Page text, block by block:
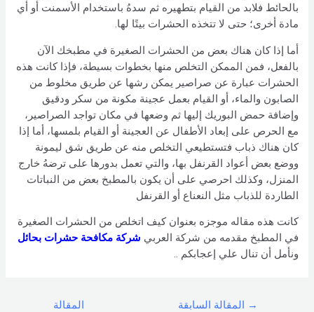
بالحائط فلابد من القيام بتطهيره ثم سدهُ باستخدام الأسمنت أو أي
مادة أخرى؛ حتى لا تتخذه الحشرات بيتًا لها.
أما إذا كان هناك بعض من الحشرات الصغيرة في مطبخك الآن
بالفعل، فمن الممكن التخلص منها بخطوات بسيطة، فإذا كانت هذه
الحشرات عبارة عن صراصير يمكن رشها عن طريق مخلوط من
الصابون والماء، أو القيام بعمل عجينة مكونة من سكر ودقيق
وإضافة حمض البوريك إليها ثم وضعها في مكان تواجد الصراصير،
مع الحرص على إبعاد الأطفال عن العجينة أو القيام بلمسها، أما إذا
كان هناك ذباب فتستطيعي التخلص منه عن طريق شق ليمونة
ووضع بعض أعواد القرنفل بها، والتي تعمل بدورها على ترضهُ خارج
المنزل، وكذلك احرصي على أن يكون بالمطبخ بعض من النباتات
الطاردة للذباب مثل النعناع أو القرنفل
كانت هذه مقاله موجزه بعنوان كيف اتخلص من الحشرات الصغيرة
في المطبخ مقدمه من شركة العربي شركة مكافحة حشرات بحائل
ونأمل أن تنال علي إعجابكم ..
→ المقالة السابقة
المقالة